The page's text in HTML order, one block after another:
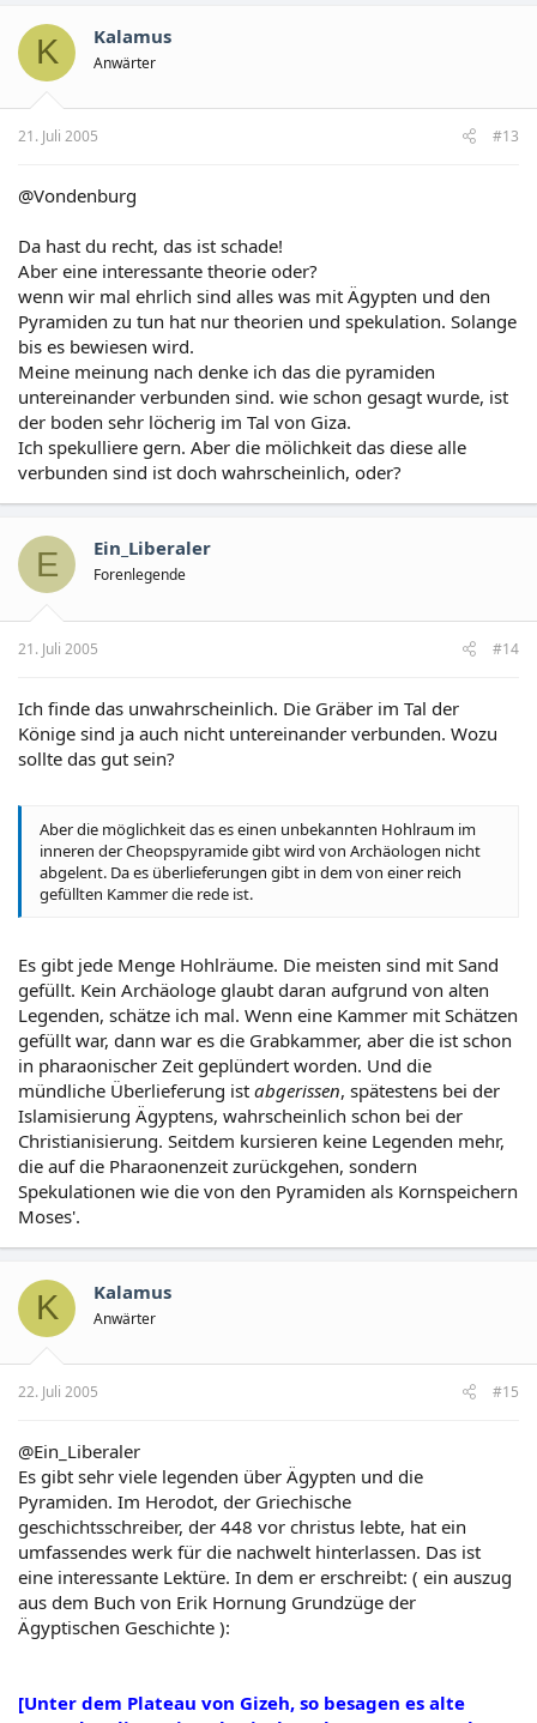
K Kalamus
Anwärter
21. Juli 2005 #13
@Vondenburg
Da hast du recht, das ist schade!
Aber eine interessante theorie oder?
wenn wir mal ehrlich sind alles was mit Ägypten und den
Pyramiden zu tun hat nur theorien und spekulation. Solange
bis es bewiesen wird.
Meine meinung nach denke ich das die pyramiden
untereinander verbunden sind. wie schon gesagt wurde, ist
der boden sehr löcherig im Tal von Giza.
Ich spekulliere gern. Aber die mölichkeit das diese alle
verbunden sind ist doch wahrscheinlich, oder?
E Ein_Liberaler
Forenlegende
21. Juli 2005 #14
Ich finde das unwahrscheinlich. Die Gräber im Tal der
Könige sind ja auch nicht untereinander verbunden. Wozu
sollte das gut sein?
Aber die möglichkeit das es einen unbekannten Hohlraum im
inneren der Cheopspyramide gibt wird von Archäologen nicht
abgelent. Da es überlieferungen gibt in dem von einer reich
gefüllten Kammer die rede ist.
Es gibt jede Menge Hohlräume. Die meisten sind mit Sand
gefüllt. Kein Archäologe glaubt daran aufgrund von alten
Legenden, schätze ich mal. Wenn eine Kammer mit Schätzen
gefüllt war, dann war es die Grabkammer, aber die ist schon
in pharaonischer Zeit geplündert worden. Und die
mündliche Überlieferung ist abgerissen, spätestens bei der
Islamisierung Ägyptens, wahrscheinlich schon bei der
Christianisierung. Seitdem kursieren keine Legenden mehr,
die auf die Pharaonenzeit zurückgehen, sondern
Spekulationen wie die von den Pyramiden als Kornspeichern
Moses'.
K Kalamus
Anwärter
22. Juli 2005 #15
@Ein_Liberaler
Es gibt sehr viele legenden über Ägypten und die
Pyramiden. Im Herodot, der Griechische
geschichtsschreiber, der 448 vor christus lebte, hat ein
umfassendes werk für die nachwelt hinterlassen. Das ist
eine interessante Lektüre. In dem er erschreibt: ( ein auszug
aus dem Buch von Erik Hornung Grundzüge der
Ägyptischen Geschichte ):
[Unter dem Plateau von Gizeh, so besagen es alte